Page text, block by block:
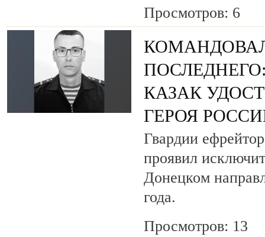
Просмотров: 6
КАЗАК
ГЕРОЯ
Гвардии
проявил
Донецком
года.
Просмотров: 13